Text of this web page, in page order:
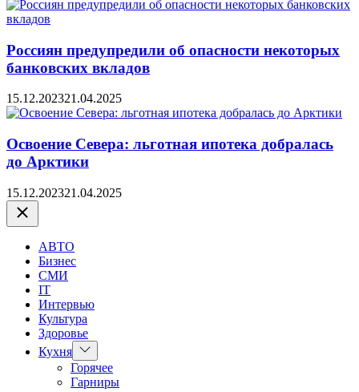
Россиян предупредили об опасности некоторых
банковских вкладов
15.12.202321.04.2025
Освоение Севера: льготная ипотека добралась
до Арктики
15.12.202321.04.2025
Закрыть
АВТО
Бизнес
СМИ
IT
Интервью
Культура
Здоровье
Кухня Показать
подменю
Горячее
Гарниры